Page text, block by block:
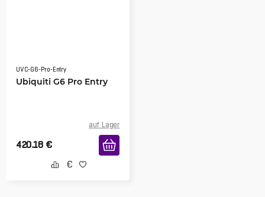
UVC-G6-Pro-Entry
Ubiquiti G6 Pro Entry
auf Lager
420.18 €